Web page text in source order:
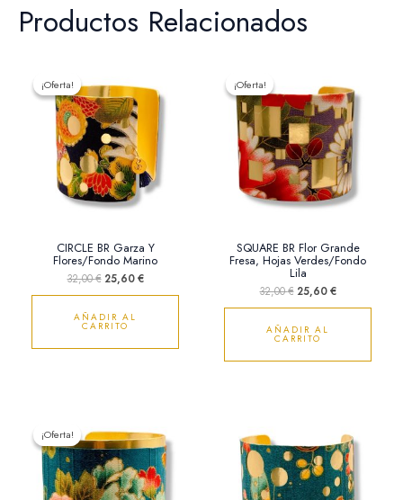
Productos Relacionados
¡Oferta!
¡Oferta!
CIRCLE BR Garza Y
Flores/Fondo Marino
32,00€
original
era:
32,00 €.
25,60€
actual
25,60 €.
AÑADIR AL
CARRITO
¡Oferta!
¡Oferta!
SQUARE BR Flor Grande
Fresa, Hojas Verdes/Fondo
Lila
32,00€
original
era:
32,00 €.
25,60€
actual
es:
25,60 €.
AÑADIR AL
CARRITO
¡Oferta!
¡Oferta!
original
era:
32,00 €.
actual
es:
25,60 €.